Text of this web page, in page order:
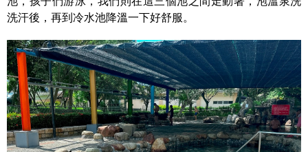
洗汗後，再到冷水池降溫一下好舒服。